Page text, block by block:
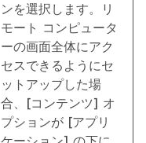
ンを選択します。リ
モート コンピュータ
ーの画面全体にアク
セスできるようにセ
ットアップした場
合、 [コンテンツ] オ
プションが [アプリ